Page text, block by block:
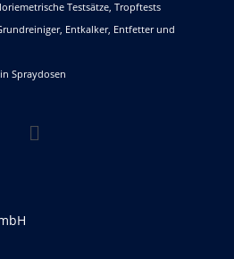
Testsätze, Tropftests
Entkalker, Entfetter und
Spraydosen